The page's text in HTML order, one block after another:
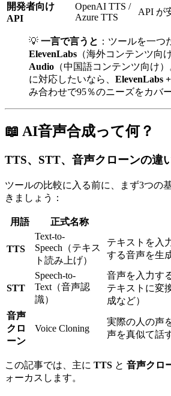
開発者向け
API
OpenAI TTS /
Azure TTS
API が
💡 一言で言うと ：ツールを一つ
ElevenLabs （海外コンテンツ向
Audio （中国語コンテンツ向け
に対応したいなら、 ElevenLabs
み合わせで95％のニーズをカバ
📖 AI音声合成って何？
TTS、STT、音声クローンの違
ツールの比較に入る前に、まず3つの
きましょう：
用語 正式名称
TTS
Text-to-
Speech（テキス
ト読み上げ）
テキストを入
する音声を生
STT
Speech-to-
Text（音声認
識）
音声を入力す
テキストに変
成など）
音声
クロ
ーン
Voice Cloning
実際の人の声
声を真似て話
この記事では、主に TTS と 音声クロ
ォーカスします。